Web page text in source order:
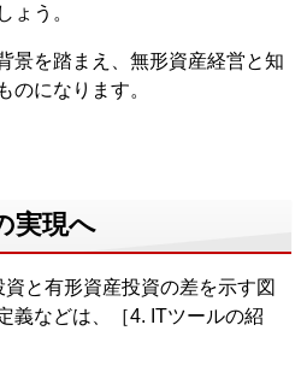
ょう。
景を踏まえ、無形資産経営と知
のになります。
実現へ
と有形資産投資の差を示す図
義などは、［4. ITツールの紹